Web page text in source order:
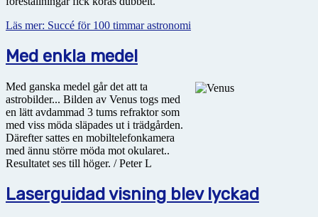
Läs mer: Succé för 100 timmar astronomi
Med enkla medel
Med ganska medel går det att ta
astrobilder... Bilden av Venus togs med
en lätt avdammad 3 tums refraktor som
med viss möda släpades ut i trädgården.
Därefter sattes en mobiltelefonkamera
med ännu större möda mot okularet..
Resultatet ses till höger. / Peter L
Laserguidad visning blev lyckad